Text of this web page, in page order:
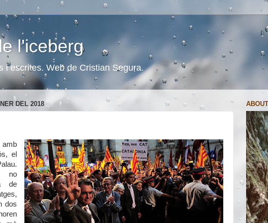
l'iceberg
i escrites. Web de Cristian Segura.
DEL 2018
el
no
de
dos